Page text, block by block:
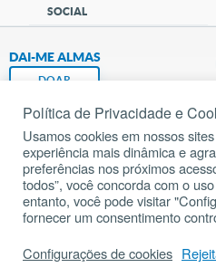
SOCIAL
DAI-ME ALMAS
DOAR
Fundação João
Pedido de Oração
Mapa do site
Todos os
Política de Privacidade e
Usamos cookies em nossos
experiência mais dinâmica e
preferências nos próximos
todos”, você concorda com o
entanto, você pode visitar
fornecer um consentimento
Configurações de cookies